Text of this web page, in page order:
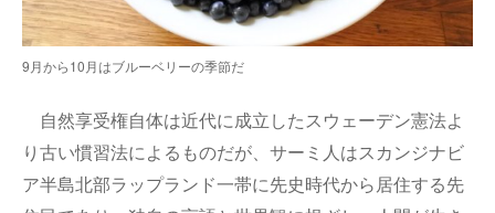
9月から10月はブルーベリーの季節だ
自然享受権自体は近代に成立したスウェーデン憲法よ
り古い慣習法によるものだが、サーミ人はスカンジナビ
ア半島北部ラップランド一帯に先史時代から居住する先